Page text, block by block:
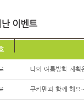
난 이벤트
나의 여름방학 계획
쿠키맨과 함께 해